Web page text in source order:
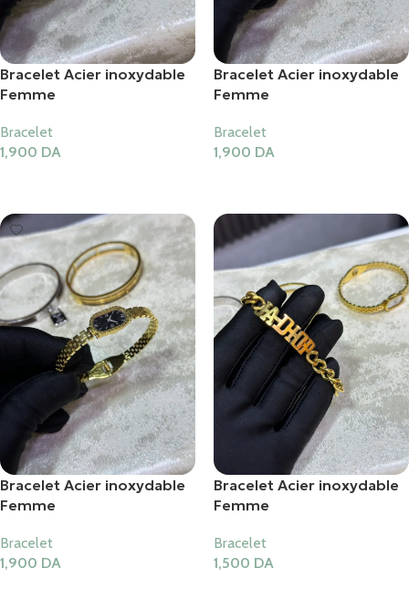
Bracelet Acier inoxydable
Femme
Bracelet
1,900 DA
Bracelet Acier inoxydable
Femme
Bracelet
1,900 DA
Bracelet Acier inoxydable
Femme
Bracelet
1,900 DA
Bracelet Acier inoxydable
Femme
Bracelet
1,500 DA